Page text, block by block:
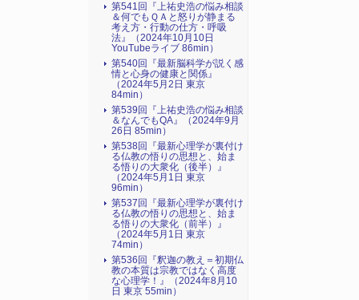
第541回『上祐史浩の悩み相談
＆何でもＱＡと怒りが静まる
考え方・行動の仕方・呼吸
法』（2024年10月10日
YouTubeライブ 86min）
第540回『最新脳科学が説く感
情と心身の健康と関係』
（2024年5月2日 東京
84min）
第539回『上祐史浩の悩み相談
＆なんでもQA』（2024年9月
26日 85min）
第538回『最新心理学が裏付け
る仏教の悟りの思想と、始ま
る悟りの大衆化（後半）』
（2024年5月1日 東京
96min）
第537回『最新心理学が裏付け
る仏教の悟りの思想と、始ま
る悟りの大衆化（前半）』
（2024年5月1日 東京
74min）
第536回『釈迦の教え＝初期仏
教の本質は宗教ではなく高度
な心理学！』（2024年8月10
日 東京 55min）